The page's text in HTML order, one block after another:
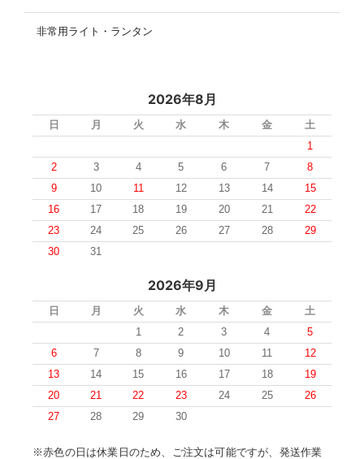
非常用ライト・ランタン
2026年8月
日 月 火 水 木 金
土
1
2
3 4 5 6 7
8
9
10 11 12 13 14
15
16
17 18 19 20 21
22
23
24 25 26 27 28
29
30
31
2026年9月
日 月 火 水 木 金
土
1
2 3 4
5
6
7 8 9 10 11
12
13
14 15 16 17 18
19
20
21 22 23 24 25
26
27
28 29 30
※赤色の日は休業日のため、ご注文は可能ですが、発送作業